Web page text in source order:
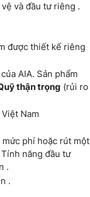
và đầu tư riêng .
được thiết kế riêng
AIA. Sản phẩm
thận trọng (rủi ro
Nam
phí hoặc rút một
năng đầu tư
.
.